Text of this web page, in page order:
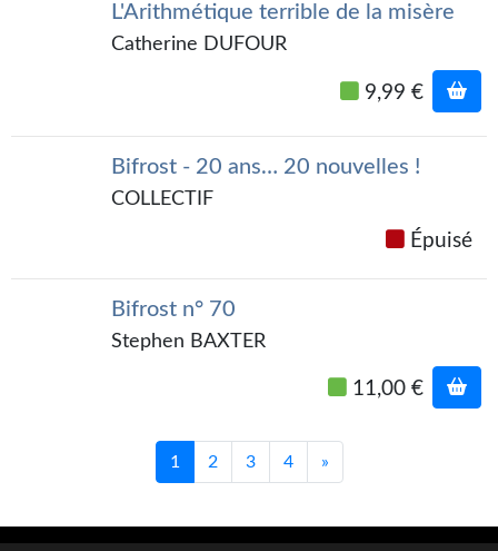
La Bibliothèque orbitale
Soumettre un manuscrit
Support technique
L'Arithmétique terrible de la misère
Catherine DUFOUR
9,99 €
Bifrost - 20 ans… 20 nouvelles !
COLLECTIF
Épuisé
Bifrost n° 70
Stephen BAXTER
11,00 €
1 2 3 4 »